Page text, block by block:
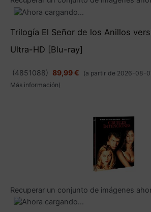
Trilogía El Señor de los Anillos
Ultra-HD [Blu-ray]
(4851088) 89,99 €
(a partir de 2026-08-
Más información)
Recuperar un conjunto de imágenes